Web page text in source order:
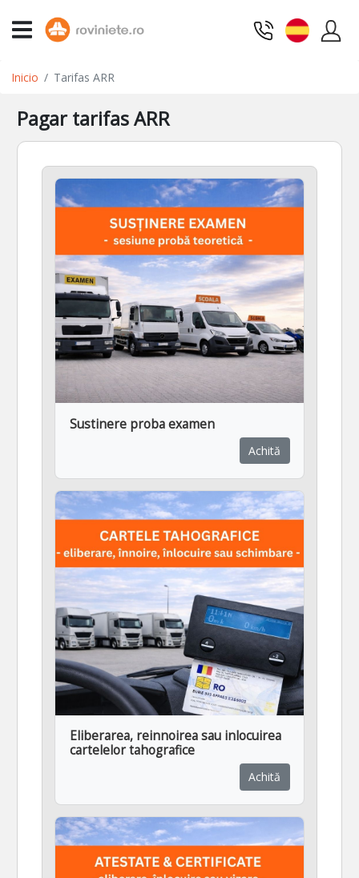
Inicio Tarifas ARR
Pagar tarifas ARR
Sustinere proba examen
Achită
Eliberarea, reinnoirea sau inlocuirea
cartelelor tahografice
Achită